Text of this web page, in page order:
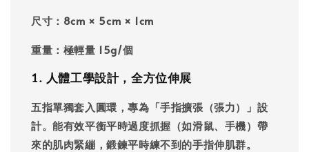
尺寸 ：8cm × 5cm × 1cm
重量 ：極輕量 15g/個
1. 人體工學設計，全方位伸展
五指單獨套入圓環，專為「手指擴張（張力）」設
計。能有效平衡平時過度抓握（如滑鼠、手機）帶
來的肌肉緊繃，鍛鍊平時練不到的手指伸肌群。